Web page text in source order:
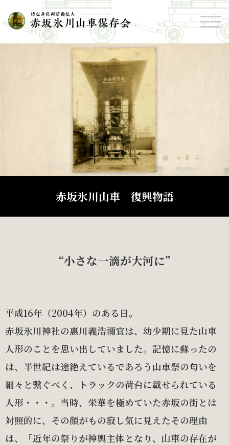
赤坂氷川山車 復興物語
“小さな一滴が大河に”
平成16年（2004年）のある日。
赤坂氷川神社の惠川義浩禰宜は、幼少期に見た山車
人形のことを思い出していました。記憶に蘇ったの
は、半世紀は途絶えているであろう山車祭の匂いを
細々と繋ぐべく、トラックの荷台に載せられている
人形・・・。当時、栄華を極めていた赤坂の街とは
対照的に、その顔がもの寂し気に見えたその理由
は、「近年の祭りが神輿主体となり、山車の存在が